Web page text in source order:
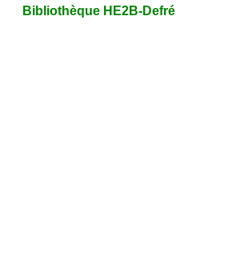
Bibliothèque HE2B-Defré